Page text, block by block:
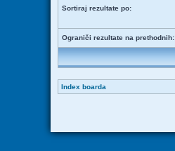
Sortiraj rezultate po:
Ograniči rezultate na prethodnih:
Index boarda